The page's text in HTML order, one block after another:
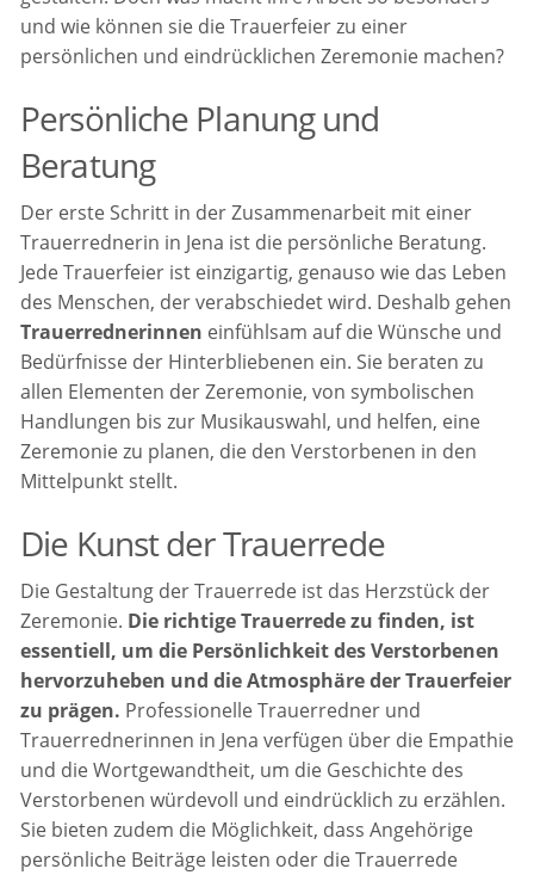
und wie können sie die Trauerfeier zu einer
persönlichen und eindrücklichen Zeremonie machen?
Persönliche Planung und
Beratung
Der erste Schritt in der Zusammenarbeit mit einer
Trauerrednerin in Jena ist die persönliche Beratung.
Jede Trauerfeier ist einzigartig, genauso wie das Leben
des Menschen, der verabschiedet wird. Deshalb gehen
Trauerrednerinnen einfühlsam auf die Wünsche und
Bedürfnisse der Hinterbliebenen ein. Sie beraten zu
allen Elementen der Zeremonie, von symbolischen
Handlungen bis zur Musikauswahl, und helfen, eine
Zeremonie zu planen, die den Verstorbenen in den
Mittelpunkt stellt.
Die Kunst der Trauerrede
Die Gestaltung der Trauerrede ist das Herzstück der
Zeremonie. Die richtige Trauerrede zu finden, ist
essentiell, um die Persönlichkeit des Verstorbenen
hervorzuheben und die Atmosphäre der Trauerfeier
zu prägen. Professionelle Trauerredner und
Trauerrednerinnen in Jena verfügen über die Empathie
und die Wortgewandtheit, um die Geschichte des
Verstorbenen würdevoll und eindrücklich zu erzählen.
Sie bieten zudem die Möglichkeit, dass Angehörige
persönliche Beiträge leisten oder die Trauerrede